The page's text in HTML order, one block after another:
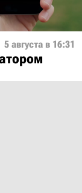
5 августа в 16:31